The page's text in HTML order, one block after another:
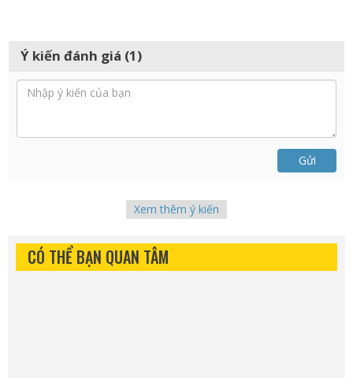
Ý kiến đánh giá (1)
Gửi
Xem thêm ý kiến
CÓ THỂ BẠN QUAN TÂM